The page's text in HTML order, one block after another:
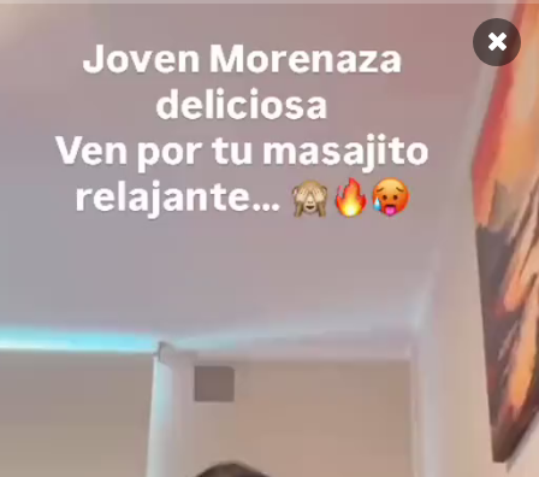
Stories
Información legal
Sitio sólo para mayores de 18 años, en publicación y
usuarios visitantes. Derechos exclusivos reservados por
Relaxchile.